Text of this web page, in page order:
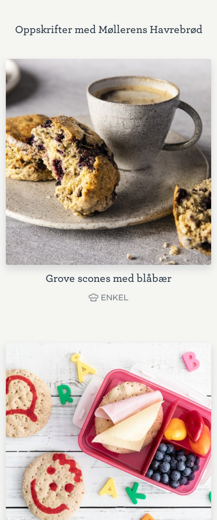
Oppskrifter med Møllerens Havrebrød
Grove scones med blåbær
ENKEL